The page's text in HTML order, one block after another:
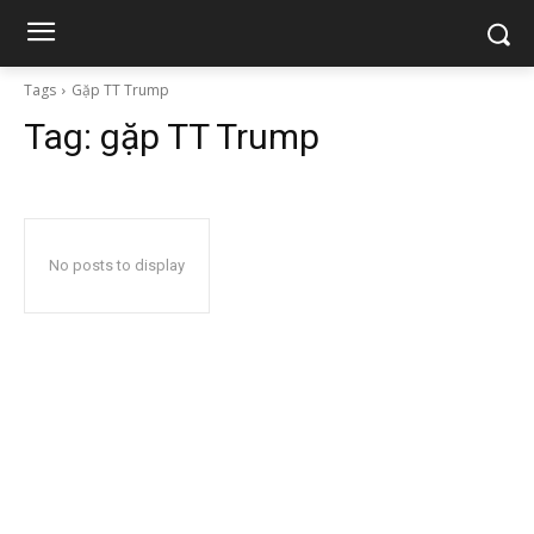
Tags Gặp TT Trump
Tag: gặp TT Trump
No posts to display